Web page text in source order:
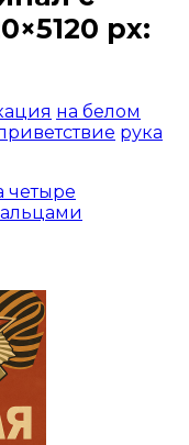
px:
на белом
рука
четыре